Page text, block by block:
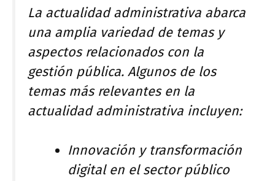
La actualidad administrativa abarca
una amplia variedad de temas y
aspectos relacionados con la
gestión pública. Algunos de los
temas más relevantes en la
actualidad administrativa incluyen:
Innovación y transformación
digital en el sector público